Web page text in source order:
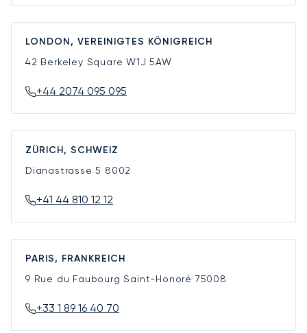
LONDON, VEREINIGTES KÖNIGREICH
42 Berkeley SquareW1J 5AW
+44 2074 095 095
ZÜRICH, SCHWEIZ
Dianastrasse 5 8002
+41 44 810 12 12
PARIS, FRANKREICH
9 Rue du Faubourg Saint-Honoré 75008
+33 1 89 16 40 70